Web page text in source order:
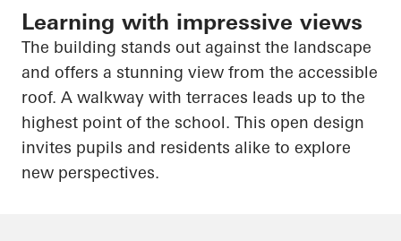
Learning with impressive views
The building stands out against the landscape
and offers a stunning view from the accessible
roof. A walkway with terraces leads up to the
highest point of the school. This open design
invites pupils and residents alike to explore
new perspectives.